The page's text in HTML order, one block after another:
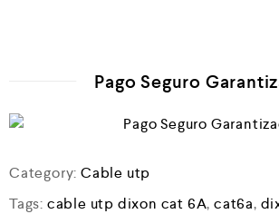
Pago Seguro
Category:Cable utp
Tags: cable utp dixon cat 6A,cat6a,